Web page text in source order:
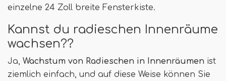
einzelne 24 Zoll breite Fensterkiste.
Kannst du radieschen Innenräume
wachsen??
Ja, Wachstum von Radieschen in Innenräumen ist
ziemlich einfach, und auf diese Weise können Sie